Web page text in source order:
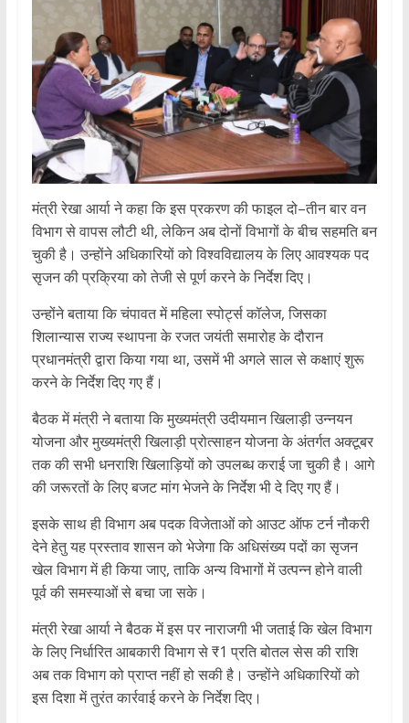
मंत्री रेखा आर्या ने कहा कि इस प्रकरण की फाइल दो–तीन बार वन
विभाग से वापस लौटी थी, लेकिन अब दोनों विभागों के बीच सहमति बन
चुकी है। उन्होंने अधिकारियों को विश्वविद्यालय के लिए आवश्यक पद
सृजन की प्रक्रिया को तेजी से पूर्ण करने के निर्देश दिए।
उन्होंने बताया कि चंपावत में महिला स्पोर्ट्स कॉलेज, जिसका
शिलान्यास राज्य स्थापना के रजत जयंती समारोह के दौरान
प्रधानमंत्री द्वारा किया गया था, उसमें भी अगले साल से कक्षाएं शुरू
करने के निर्देश दिए गए हैं।
बैठक में मंत्री ने बताया कि मुख्यमंत्री उदीयमान खिलाड़ी उन्नयन
योजना और मुख्यमंत्री खिलाड़ी प्रोत्साहन योजना के अंतर्गत अक्टूबर
तक की सभी धनराशि खिलाड़ियों को उपलब्ध कराई जा चुकी है। आगे
की जरूरतों के लिए बजट मांग भेजने के निर्देश भी दे दिए गए हैं।
इसके साथ ही विभाग अब पदक विजेताओं को आउट ऑफ टर्न नौकरी
देने हेतु यह प्रस्ताव शासन को भेजेगा कि अधिसंख्य पदों का सृजन
खेल विभाग में ही किया जाए, ताकि अन्य विभागों में उत्पन्न होने वाली
पूर्व की समस्याओं से बचा जा सके।
मंत्री रेखा आर्या ने बैठक में इस पर नाराजगी भी जताई कि खेल विभाग
के लिए निर्धारित आबकारी विभाग से ₹1 प्रति बोतल सेस की राशि
अब तक विभाग को प्राप्त नहीं हो सकी है। उन्होंने अधिकारियों को
इस दिशा में तुरंत कार्रवाई करने के निर्देश दिए।